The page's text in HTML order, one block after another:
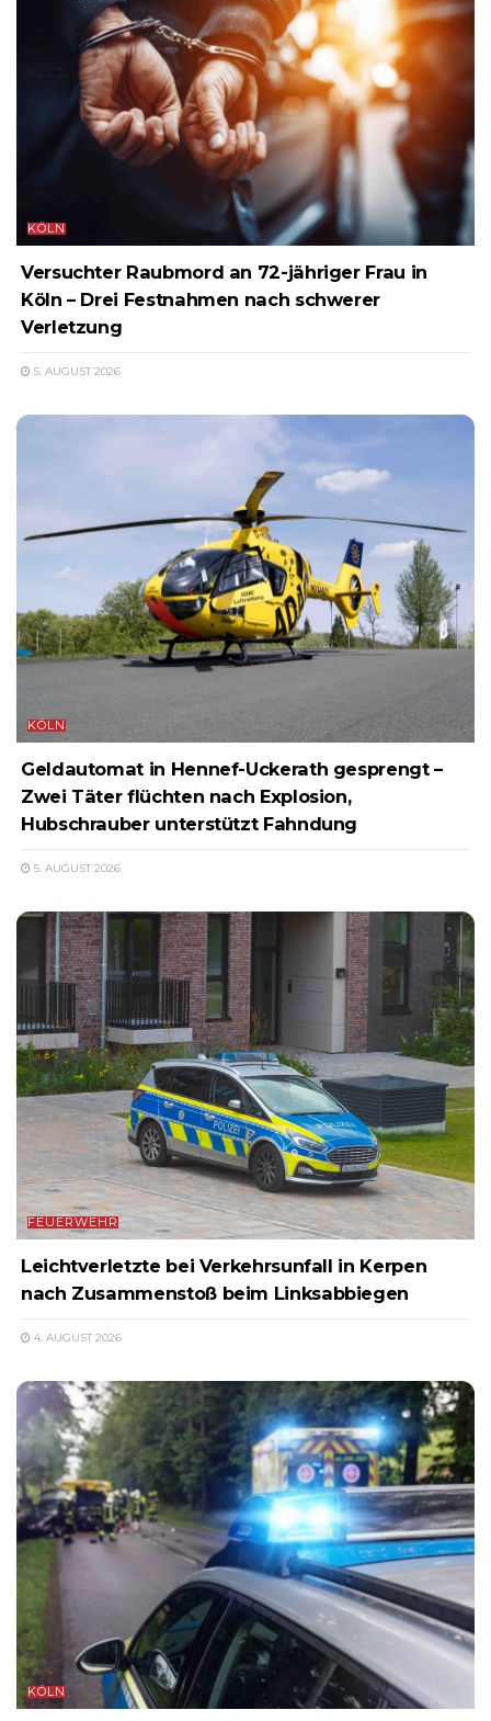
KÖLN
Versuchter Raubmord an 72-jähriger Frau in
Köln – Drei Festnahmen nach schwerer
Verletzung
5. AUGUST 2026
KÖLN
Geldautomat in Hennef-Uckerath gesprengt –
Zwei Täter flüchten nach Explosion,
Hubschrauber unterstützt Fahndung
5. AUGUST 2026
FEUERWEHR
Leichtverletzte bei Verkehrsunfall in Kerpen
nach Zusammenstoß beim Linksabbiegen
4. AUGUST 2026
KÖLN